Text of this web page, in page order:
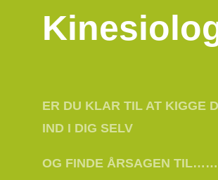
ER DU KLAR TIL AT KIGGE
IND I DIG SELV
OG FINDE ÅRSAGEN